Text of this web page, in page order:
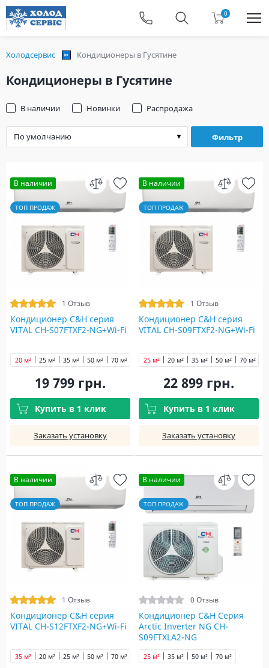
0
Холодсервис Кондиционеры в Гусятине
Кондиционеры в Гусятине
Фильтр
В наличии Новинки Распродажа
В наличии
ТОП ПРОДАЖ
1 Отзыв
Кондиционер C&H cерия
VITAL CH-S07FTXF2-NG+Wi-Fi
20 м² 25 м² 35 м² 50 м² 70 м²
19 799 грн.
Купить в 1 клик
Заказать установку
В наличии
ТОП ПРОДАЖ
1 Отзыв
Кондиционер C&H cерия
VITAL CH-S09FTXF2-NG+Wi-Fi
20 м²
25 м² 35 м² 50 м² 70 м²
22 899 грн.
Купить в 1 клик
Заказать установку
В наличии
ТОП ПРОДАЖ
1 Отзыв
Кондиционер C&H cерия
VITAL CH-S12FTXF2-NG+Wi-Fi
20 м² 25 м²
35 м² 50 м² 70 м²
В наличии
ТОП ПРОДАЖ
0 Отзыв
Кондиционер C&H Серия
Arctic Inverter NG CH-
S09FTXLA2-NG
25 м² 35 м² 50 м² 70 м²